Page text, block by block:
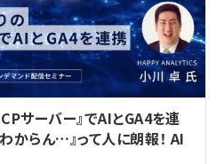
サーバー』でAIとGA4を連
からん…』って人に朗報！ AI